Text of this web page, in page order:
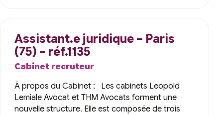
Assistant.e juridique – Paris
(75) – réf.1135
Cabinet recruteur
À propos du Cabinet : Les cabinets Leopold
Lemiale Avocat et THM Avocats forment une
nouvelle structure. Elle est composée de trois